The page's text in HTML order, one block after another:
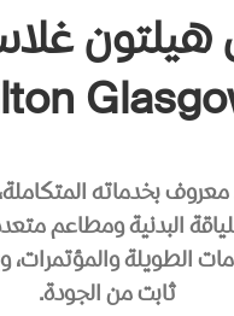
هيلتون
بخدماته
البدنية ومطاعم
الطويلة
ثابت من الجودة.